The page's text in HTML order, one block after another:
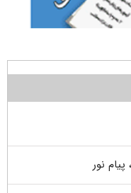
نور